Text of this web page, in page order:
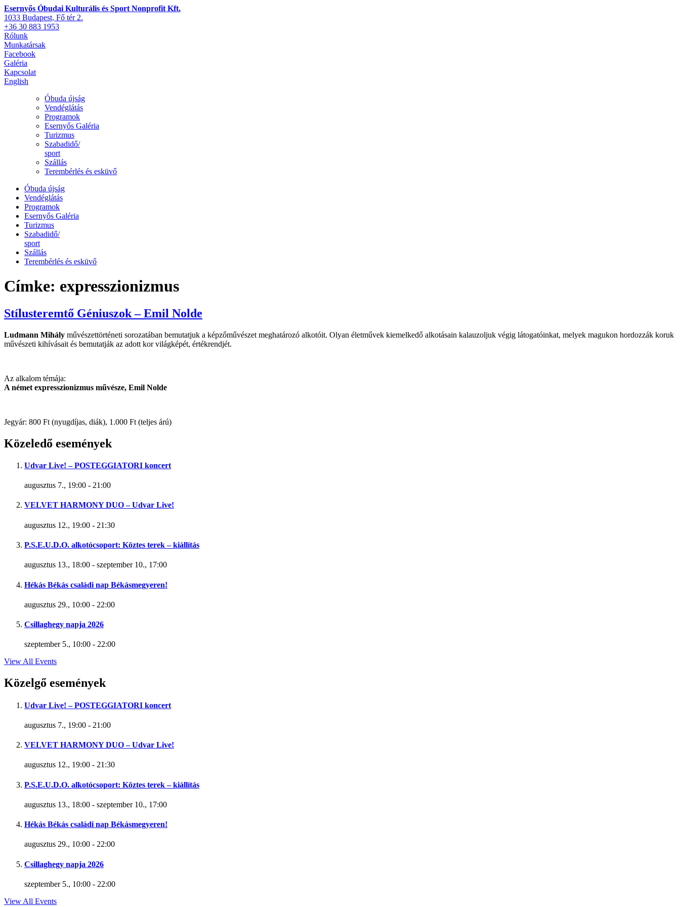
Esernyős Óbudai Kulturális és Sport Nonprofit Kft.
1033 Budapest, Fő tér 2.
+36 30 883 1953
Rólunk
Munkatársak
Facebook
Galéria
Kapcsolat
English
Óbuda újság
Vendéglátás
Programok
Esernyős Galéria
Turizmus
Szabadidő/
sport
Szállás
Terembérlés és esküvő
Óbuda újság
Vendéglátás
Programok
Esernyős Galéria
Turizmus
Szabadidő/
sport
Szállás
Terembérlés és esküvő
Címke: expresszionizmus
Stílusteremtő Géniuszok – Emil Nolde
Ludmann Mihály művészettörténeti sorozatában bemutatjuk a képzőművészet meghatározó alkotóit. Olyan életművek kiemelkedő alkotásain kalauzoljuk végig látogatóinkat, melyek magukon hordozzák koruk
művészeti kihívásait és bemutatják az adott kor világképét, értékrendjét.
Az alkalom témája:
A német expresszionizmus művésze, Emil Nolde
Jegyár: 800 Ft (nyugdíjas, diák), 1.000 Ft (teljes árú)
Közeledő események
Udvar Live! – POSTEGGIATORI koncert
augusztus 7., 19:00 - 21:00
VELVET HARMONY DUO – Udvar Live!
augusztus 12., 19:00 - 21:30
P.S.E.U.D.O. alkotócsoport: Köztes terek – kiállítás
augusztus 13., 18:00 - szeptember 10., 17:00
Hékás Békás családi nap Békásmegyeren!
augusztus 29., 10:00 - 22:00
Csillaghegy napja 2026
szeptember 5., 10:00 - 22:00
View All Events
Közelgő események
Udvar Live! – POSTEGGIATORI koncert
augusztus 7., 19:00 - 21:00
VELVET HARMONY DUO – Udvar Live!
augusztus 12., 19:00 - 21:30
P.S.E.U.D.O. alkotócsoport: Köztes terek – kiállítás
augusztus 13., 18:00 - szeptember 10., 17:00
Hékás Békás családi nap Békásmegyeren!
augusztus 29., 10:00 - 22:00
Csillaghegy napja 2026
szeptember 5., 10:00 - 22:00
View All Events